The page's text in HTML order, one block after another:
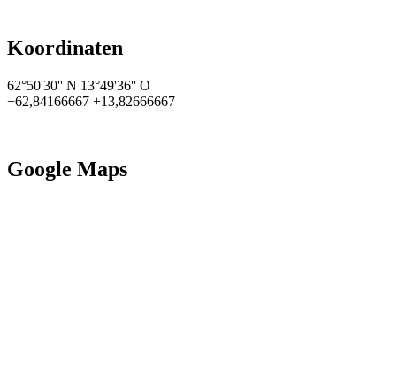
Koordinaten
62°50'30'' N 13°49'36'' O
+62,84166667 +13,82666667
Google Maps